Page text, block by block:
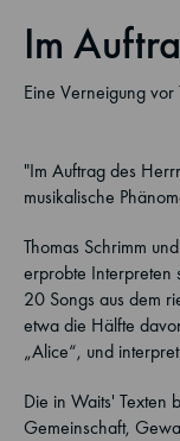
Im
Eine Verneigung vor
"Im Auftrag des
musikalische
Thomas Schrimm
erprobte Interpreten
20 Songs aus dem
etwa die Hälfte
„Alice“, und
Die in Waits' Texten
Gemeinschaft,